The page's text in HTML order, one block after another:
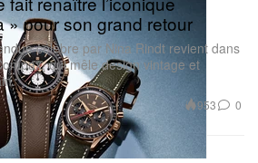
» pour son grand retour
célèbre par Nina Rindt revient dans
qui mêle design vintage et
953 0